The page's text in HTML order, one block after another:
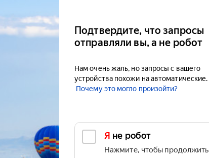
Подтвердите, что запросы
отправляли вы, а не робот
Нам очень жаль, но запросы с вашего
устройства похожи на автоматические.
Почему это могло произойти?
Я не робот
Нажмите, чтобы продолжить